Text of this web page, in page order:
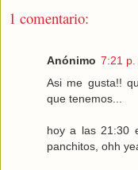
1 comentario:
Anónimo 7:21 p.
Asi me gusta!!
que tenemos...
hoy a las 21:30
panchitos, ohh